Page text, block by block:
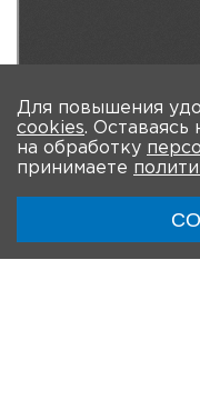
Для повышения
cookies. Оставаясь
на обработку
принимаете